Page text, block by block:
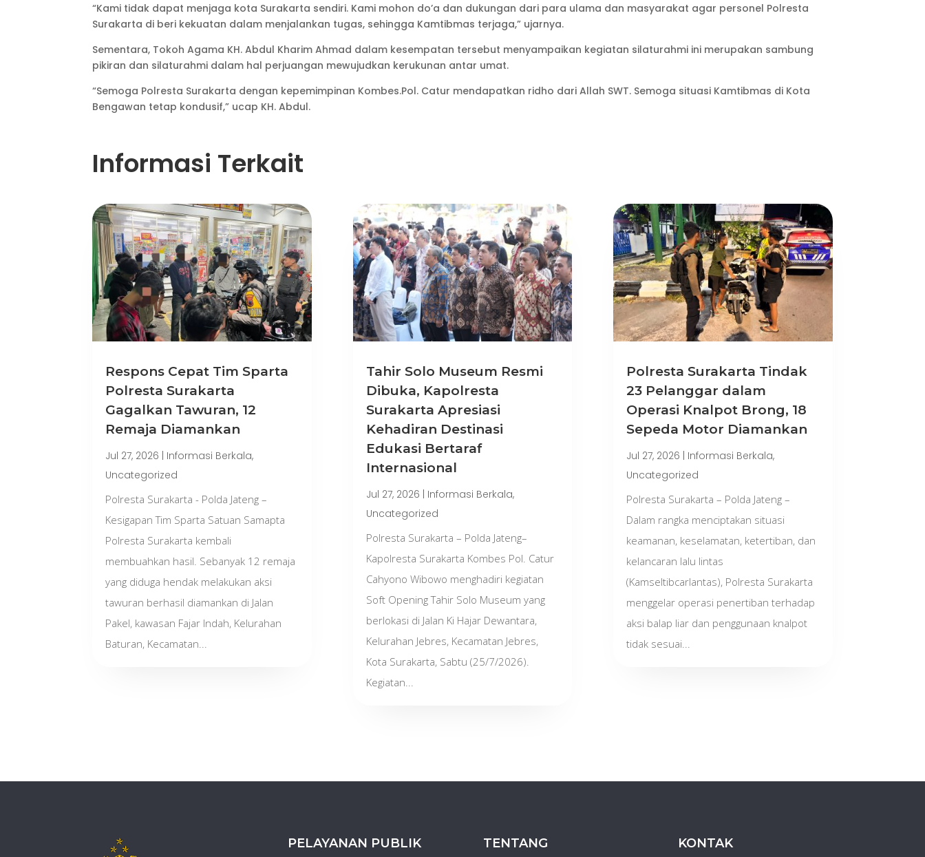
“Kami tidak dapat menjaga kota Surakarta sendiri. Kami mohon do’a dan dukungan dari para ulama dan masyarakat agar personel Polresta
Surakarta di beri kekuatan dalam menjalankan tugas, sehingga Kamtibmas terjaga,” ujarnya.
Sementara, Tokoh Agama KH. Abdul Kharim Ahmad dalam kesempatan tersebut menyampaikan kegiatan silaturahmi ini merupakan sambung
pikiran dan silaturahmi dalam hal perjuangan mewujudkan kerukunan antar umat.
“Semoga Polresta Surakarta dengan kepemimpinan Kombes.Pol. Catur mendapatkan ridho dari Allah SWT. Semoga situasi Kamtibmas di Kota
Bengawan tetap kondusif,” ucap KH. Abdul.
Informasi Terkait
Respons Cepat Tim Sparta
Polresta Surakarta
Gagalkan Tawuran, 12
Remaja Diamankan
Jul 27, 2026 | Informasi Berkala,
Uncategorized
Polresta Surakarta - Polda Jateng –
Kesigapan Tim Sparta Satuan Samapta
Polresta Surakarta kembali
membuahkan hasil. Sebanyak 12 remaja
yang diduga hendak melakukan aksi
tawuran berhasil diamankan di Jalan
Pakel, kawasan Fajar Indah, Kelurahan
Baturan, Kecamatan...
Tahir Solo Museum Resmi
Dibuka, Kapolresta
Surakarta Apresiasi
Kehadiran Destinasi
Edukasi Bertaraf
Internasional
Jul 27, 2026 | Informasi Berkala,
Uncategorized
Polresta Surakarta – Polda Jateng–
Kapolresta Surakarta Kombes Pol. Catur
Cahyono Wibowo menghadiri kegiatan
Soft Opening Tahir Solo Museum yang
berlokasi di Jalan Ki Hajar Dewantara,
Kelurahan Jebres, Kecamatan Jebres,
Kota Surakarta, Sabtu (25/7/2026).
Kegiatan...
Polresta Surakarta Tindak
23 Pelanggar dalam
Operasi Knalpot Brong, 18
Sepeda Motor Diamankan
Jul 27, 2026 | Informasi Berkala,
Uncategorized
Polresta Surakarta – Polda Jateng –
Dalam rangka menciptakan situasi
keamanan, keselamatan, ketertiban, dan
kelancaran lalu lintas
(Kamseltibcarlantas), Polresta Surakarta
menggelar operasi penertiban terhadap
aksi balap liar dan penggunaan knalpot
tidak sesuai...
PELAYANAN PUBLIK TENTANG KONTAK